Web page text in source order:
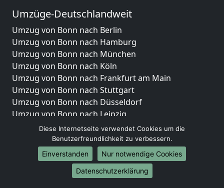
Umzüge-Deutschlandweit
Umzug von Bonn nach Berlin
Umzug von Bonn nach Hamburg
Umzug von Bonn nach München
Umzug von Bonn nach Köln
Umzug von Bonn nach Frankfurt am Main
Umzug von Bonn nach Stuttgart
Umzug von Bonn nach Düsseldorf
Umzug von Bonn nach Leipzig
Umzug von Bonn nach Dortmund
Umzug von Bonn nach Essen
Umzug von Bonn nach Bremen
Umzug von Bonn nach Dresden
Umzug von Bonn nach Hannover
Diese Internetseite verwendet Cookies um die
Benutzerfreundlichkeit zu verbessern.
Einverstanden
Nur notwendige Cookies
Datenschutzerklärung